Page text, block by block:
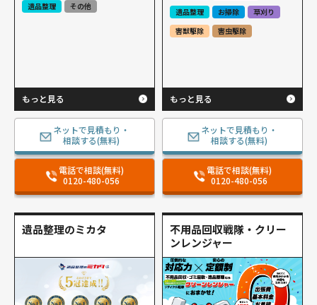
遺品整理
その他
もっと見る
ネットで見積もり・
相談する(無料)
電話で相談(無料)
0120-480-056
遺品整理
お掃除
草刈り
害獣駆除
害虫駆除
もっと見る
ネットで見積もり・
相談する(無料)
電話で相談(無料)
0120-480-056
遺品整理のミカタ
不用品回収戦隊・クリー
ンレンジャー